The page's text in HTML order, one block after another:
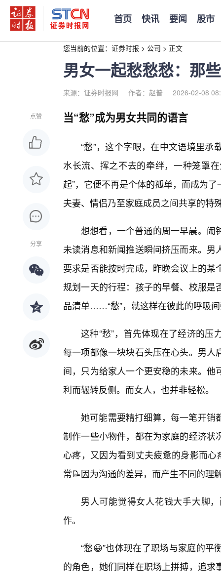
首页 快讯 要闻 股市
您当前的位置： 证券时报 > 公司 > 正文
男女一起愁愁愁：那
来源：证券时报网 作者：赵普 2026-02-08
点赞
分享
当“愁”成为男女共同的语言
“愁”，这个字眼，在中文语境里
水长流、挥之不去的牵绊，一种笼罩
起”，它便不再是个体的孤单，而成为
夫妻、情侣乃至家庭成员之间共享的特
想想看，一个普通的周一早晨。闹
未读消息和新闻推送瞬间挤压而来。
要求是否能按时完成，昨晚会议上的
规划一天的行程：孩子的早餐、校服
品清单……“愁”，就这样在彼此的呼吸
这种“愁”，首先体现在了经济的
每一项都像一块块石头压在心头。男
间，只为给家人一个更安稳的未来。
利而辗转反侧。而女人，也并非轻松。
她可能需要精打细算，每一笔开销
制作一些小物件，都在为家庭的经济
心疼，又因为看到丈夫疲惫的身影而
常📝因为沟通的差异，而产生不同的理
男人可能觉得女人花钱大手大脚
作。
“愁😀”也体现在了职场与家庭的
的角色，她们同样在职场上拼搏，追